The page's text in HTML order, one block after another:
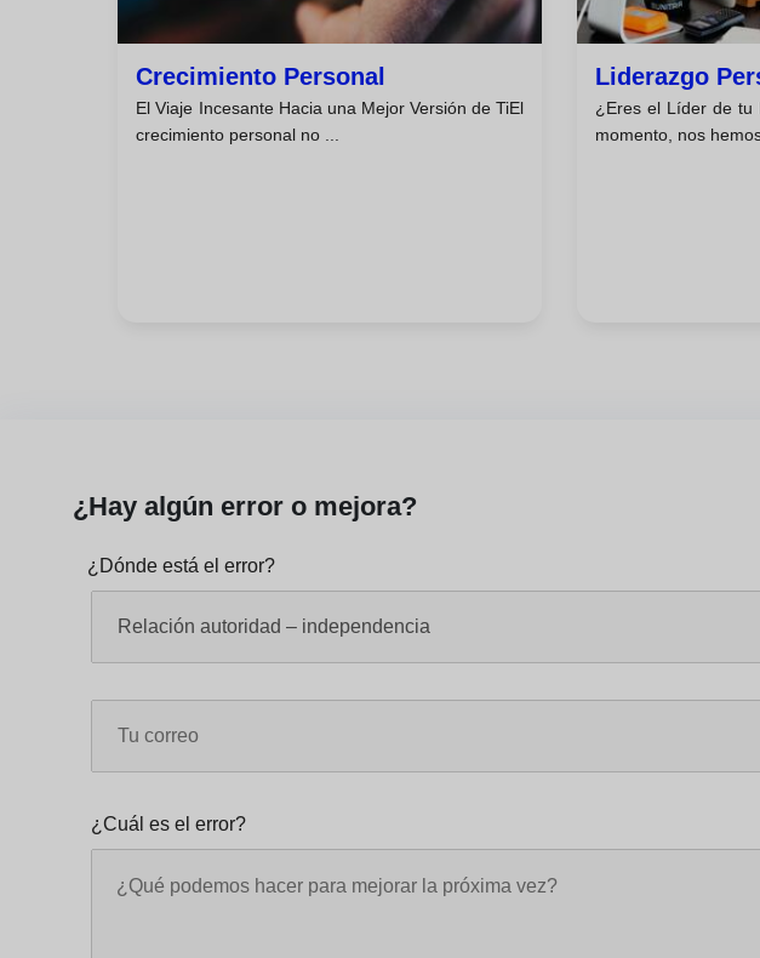
Crecimiento Personal
El Viaje Incesante Hacia una Mejor Versión de TiEl
crecimiento personal no ...
Liderazgo
¿Eres el Líder de tu
momento, nos
¿Hay algún error o mejora?
¿Dónde está el error?
¿Cuál es el error?